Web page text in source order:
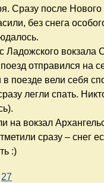
Сразу после
без снега
Ладожского вокзала
отправился на
поезде вели себя
легли спать.
на вокзал
сразу – снег
:)
каникулы в
27